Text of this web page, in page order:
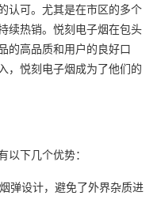
认可。尤其是在市区的多个
续热销。悦刻电子烟在包头
的高品质和用户的良好口
，悦刻电子烟成为了他们的
下几个优势：
弹设计，避免了外界杂质进